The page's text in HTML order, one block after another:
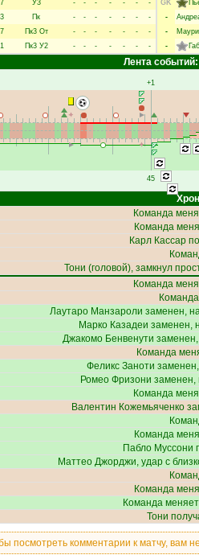
У3 - - - - - -
-
Пк - - - - - -
-
Пк3 От - - - - - -
-
Пк3 У2 - - - - - - -
GK
-
-
-
Лента событий:
+1
45
Команда
Команда
Карл Кассар
Тони (головой), замкнул
Команда
Лаутаро Манзароли заменен,
Марко Казадеи заменен,
Джакомо Бенвенути
Команда
Феликс Заноти
Ромео Фризони заменен,
Команда
Валентин Кожемьяченко
Команда
Пабло Муссони
Маттео Джорджи, удар с
Команда
Команда
Тони
посмотреть комментарии к матчу, вам